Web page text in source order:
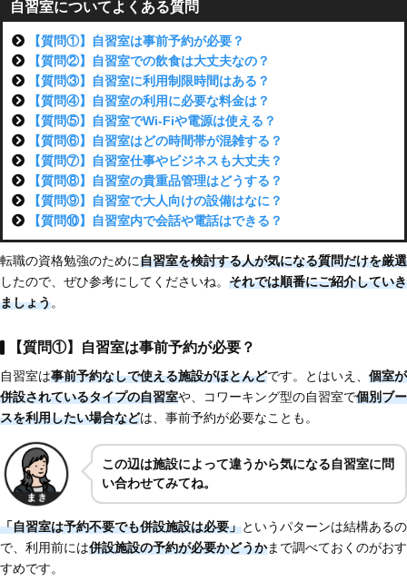
自習室についてよくある質問
【質問①】自習室は事前予約が必要？
【質問②】自習室での飲食は大丈夫なの？
【質問③】自習室に利用制限時間はある？
【質問④】自習室の利用に必要な料金は？
【質問⑤】自習室でWi-Fiや電源は使える？
【質問⑥】自習室はどの時間帯が混雑する？
【質問⑦】自習室仕事やビジネスも大丈夫？
【質問⑧】自習室の貴重品管理はどうする？
【質問⑨】自習室で大人向けの設備はなに？
【質問⑩】自習室内で会話や電話はできる？
転職の資格勉強のために自習室を検討する人が気になる質問だけを厳選
したので、ぜひ参考にしてくださいね。 それでは順番にご紹介していき
ましょう。
【質問①】自習室は事前予約が必要？
自習室は事前予約なしで使える施設がほとんどです。とはいえ、 個室が
併設されているタイプの自習室や、コワーキング型の自習室で個別ブー
スを利用したい場合などは、事前予約が必要なことも。
この辺は施設によって違うから気になる自習室に問
い合わせてみてね。
「自習室は予約不要でも併設施設は必要」というパターンは結構あるの
で、利用前には併設施設の予約が必要かどうかまで調べておくのがおす
すめです。